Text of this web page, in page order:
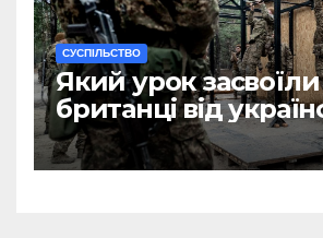
CУСПІЛЬСТВО
Який урок засвоїли
британці від
військових?